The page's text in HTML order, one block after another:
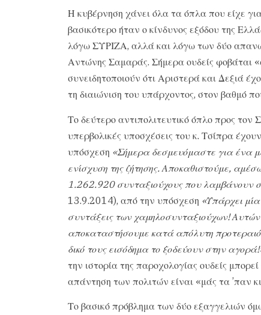
Η κυβέρνηση χάνει όλα τα όπλα που είχε
βασικότερο ήταν ο κίνδυνος εξόδου της
λόγω ΣΥΡΙΖΑ, αλλά και λόγω των δύο
Αντώνης Σαμαράς. Σήμερα ουδείς φοβάται
συνειδητοποιούν ότι Αριστερά και Δεξιά
τη διαιώνιση του υπάρχοντος, στον βαθμό
Το δεύτερο αντιπολιτευτικό όπλο προς
υπερβολικές υποσχέσεις του κ. Τσίπρα
υπόσχεση «Σήμερα δεσμευόμαστε για ένα
ενίσχυση της ζήτησης. Αποκαθιστούμε,
1.262.920 συνταξιούχους που λαμβάνουν
13.9.2014), από την υπόσχεση «Υπάρχει
συντάξεις των χαμηλοσυνταξιούχων!
αποκαταστήσουμε κατά απόλυτη
δικό τους εισόδημα το ξοδεύουν στην
την ιστορία της παροχολογίας ουδείς
απάντηση των πολιτών είναι «μάς τα ’παν
Το βασικό πρόβλημα των δύο εξαγγελιών